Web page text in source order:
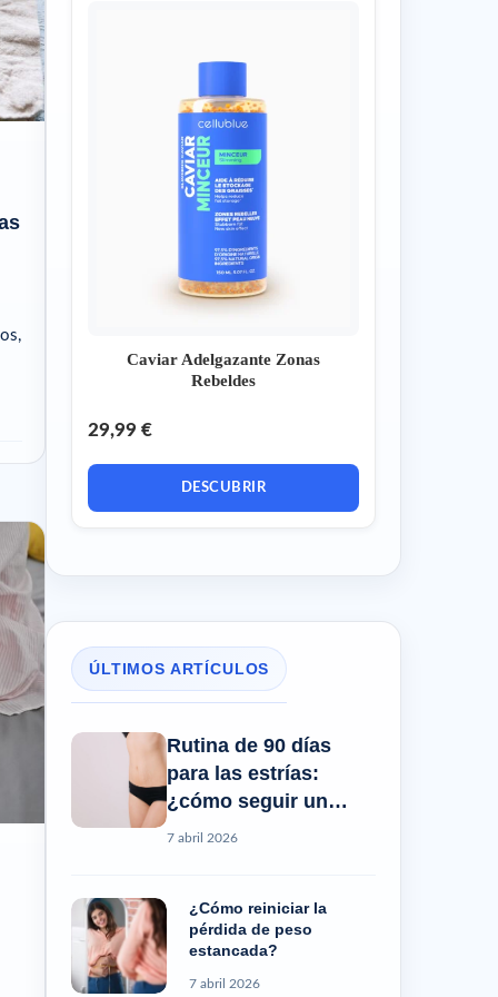
Caviar Adelgazante Zonas
Rebeldes
29,99 €
DESCUBRIR
ÚLTIMOS ARTÍCULOS
Rutina de 90 días
para las estrías:
¿cómo seguir un
progreso real?
7 abril 2026
¿Cómo reiniciar la
pérdida de peso
estancada?
7 abril 2026